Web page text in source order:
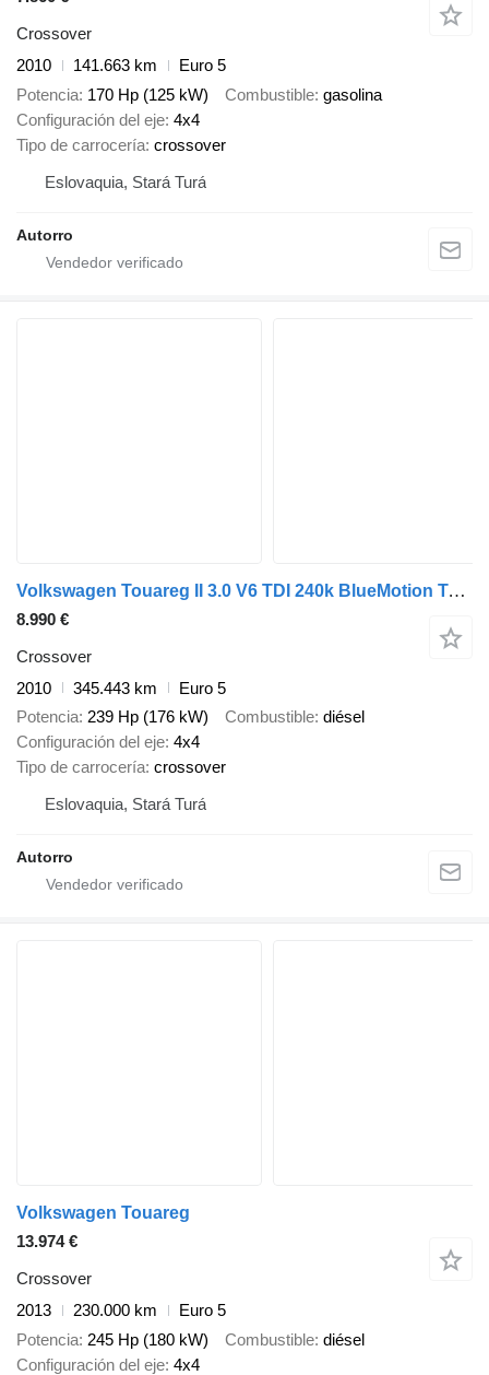
Crossover
2010
141.663 km
Euro 5
Potencia 170 Hp (125 kW) Combustible gasolina
Configuración del eje 4x4
Tipo de carrocería crossover
Eslovaquia, Stará Turá
Autorro
Volkswagen Touareg II 3.0 V6 TDI 240k BlueMotion Technology
8.990 €
Crossover
2010
345.443 km
Euro 5
Potencia 239 Hp (176 kW) Combustible diésel
Configuración del eje 4x4
Tipo de carrocería crossover
Eslovaquia, Stará Turá
Autorro
Volkswagen Touareg
13.974 €
Crossover
2013
230.000 km
Euro 5
Potencia 245 Hp (180 kW) Combustible diésel
Configuración del eje 4x4